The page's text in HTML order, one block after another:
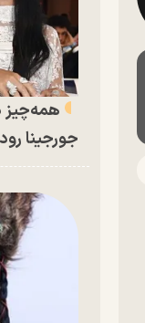
همه‌چیز
جورجینا